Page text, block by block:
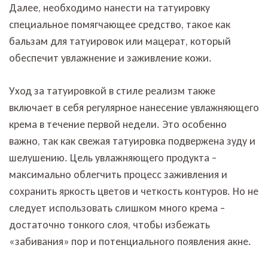
Далее, необходимо нанести на татуировку
специальное помягчающее средство, такое как
бальзам для татуировок или мацерат, который
обеспечит увлажнение и заживление кожи.
Уход за татуировкой в стиле реализм также
включает в себя регулярное нанесение увлажняющего
крема в течение первой недели. Это особенно
важно, так как свежая татуировка подвержена зуду и
шелушению. Цель увлажняющего продукта –
максимально облегчить процесс заживления и
сохранить яркость цветов и четкость контуров. Но не
следует использовать слишком много крема –
достаточно тонкого слоя, чтобы избежать
«забивания» пор и потенциального появления акне.